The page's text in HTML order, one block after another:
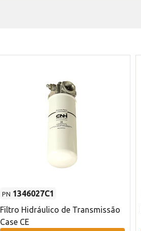
PN 1346027C1
Filtro Hidráulico de Transmissão
Case CE